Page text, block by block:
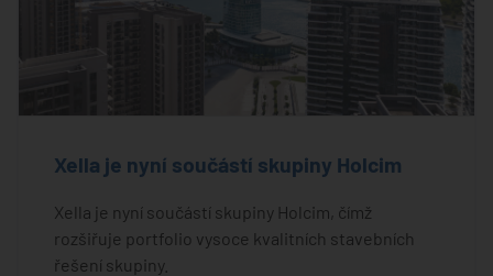
Xella je nyní součástí skupiny Holcim
Xella je nyní součástí skupiny Holcim, čímž
rozšiřuje portfolio vysoce kvalitních stavebních
řešení skupiny.